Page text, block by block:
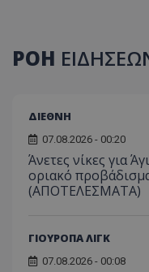
ΡΟΗ
ΔΙΕΘΝΗ
07.08.2026 - 00:20
Άνετες νίκες για
οριακό
(ΑΠΟΤΕΛΕΣΜΑΤΑ)
ΓΙΟΥΡΟΠΑ ΛΙΓΚ
07.08.2026 - 00:08